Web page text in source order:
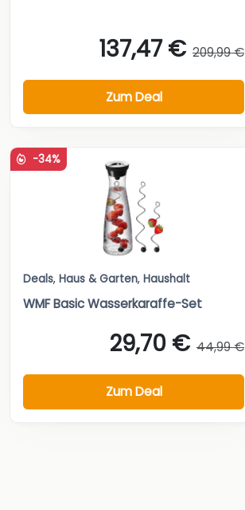
137,47 € 209,99 €
Zum Deal
-34%
Deals, Haus & Garten, Haushalt
WMF Basic Wasserkaraffe-Set
29,70 € 44,99 €
Zum Deal